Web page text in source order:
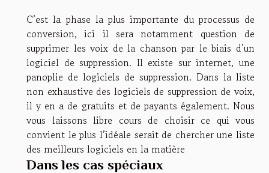
C’est la phase la plus importante du processus de
conversion, ici il sera notamment question de
supprimer les voix de la chanson par le biais d’un
logiciel de suppression. Il existe sur internet, une
panoplie de logiciels de suppression. Dans la liste
non exhaustive des logiciels de suppression de voix,
il y en a de gratuits et de payants également. Nous
vous laissons libre cours de choisir ce qui vous
convient le plus l’idéale serait de chercher une liste
des meilleurs logiciels en la matière
Dans les cas spéciaux